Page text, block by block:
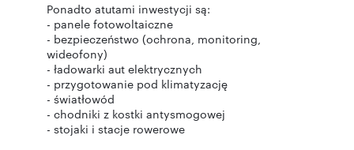
Ponadto atutami inwestycji są:
- panele fotowoltaiczne
- bezpieczeństwo (ochrona, monitoring,
wideofony)
- ładowarki aut elektrycznych
- przygotowanie pod klimatyzację
- światłowód
- chodniki z kostki antysmogowej
- stojaki i stacje rowerowe